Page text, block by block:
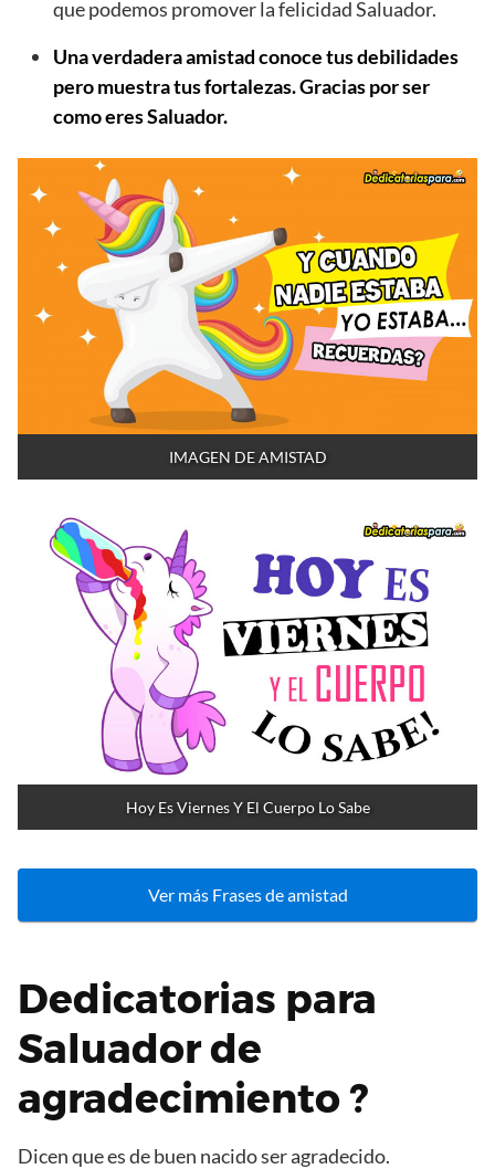
que podemos promover la felicidad Saluador.
Una verdadera amistad conoce tus debilidades
pero muestra tus fortalezas. Gracias por ser
como eres Saluador.
IMAGEN DE AMISTAD
Hoy Es Viernes Y El Cuerpo Lo Sabe
Ver más Frases de amistad
Dedicatorias para
Saluador de
agradecimiento ?
Dicen que es de buen nacido ser agradecido.